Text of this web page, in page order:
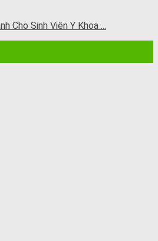
Cho Sinh Viên Y Khoa ...